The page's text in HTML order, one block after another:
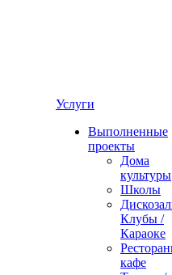
Услуги
Выполненные
проекты
Дома
культуры
Школы
Клубы /
Караоке
кафе